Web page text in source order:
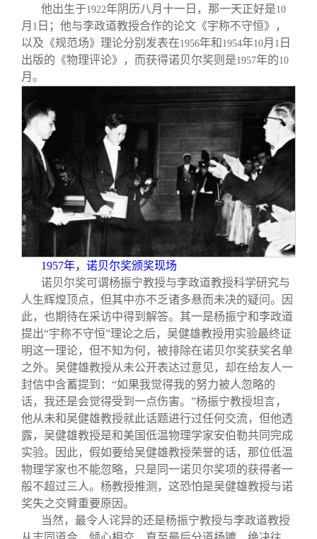
他出生于1922年阴历八月十一日，那一天正好是10
月 1 日；他与李政道教授合作的论文《宇称不守恒》，
以及《规范场》理论分别发表在1956年和 1954年10月 1 日
出版的《物理评论》，而获得诺贝尔奖则是1957年的10
月。
1957年，诺贝尔奖颁奖现场
诺贝尔奖可谓杨振宁教授与李政道教授科学研究与
人生辉煌顶点，但其中亦不乏诸多悬而未决的疑问。因
此，也期待在采访中得到解答。其一是杨振宁和李政道
提出“宇称不守恒”理论之后，吴健雄教授用实验最终证
明这一理论，但不知为何，被排除在诺贝尔奖获奖名单
之外。吴健雄教授从未公开表达过意见，却在给友人一
封信中含蓄提到：“如果我觉得我的努力被人忽略的
话，我还是会觉得受到一点伤害。”杨振宁教授坦言，
他从未和吴健雄教授就此话题进行过任何交流，但他透
露，吴健雄教授是和美国低温物理学家安伯勒共同完成
实验。因此，假如要给吴健雄教授荣誉的话，那位低温
物理学家也不能忽略，只是同一诺贝尔奖项的获得者一
般不超过三人。杨教授推测，这恐怕是吴健雄教授与诺
奖失之交臂重要原因。
当然，最令人诧异的还是杨振宁教授与李政道教授